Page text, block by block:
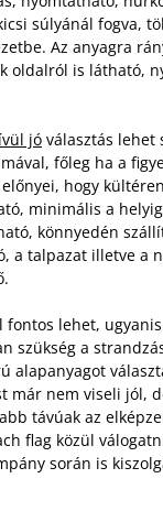
súlyánál fogva,
Az anyagra
oldalról is látható,
jó választás lehet
főleg ha a
hogy
minimális a
könnyedén
a talpazat illetve a
lehet,
szükség a
alapanyagot
már nem viseli jól,
távúak az
flag közül
során is